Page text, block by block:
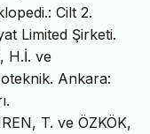
Cilt 2.
Limited Şirketi.
H.İ. ve
Ankara:
T. ve ÖZKÖK,